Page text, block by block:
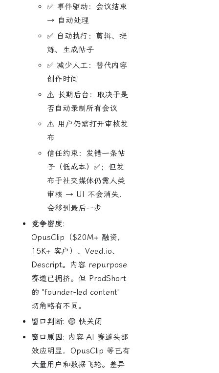
✅ 事件驱动：会议结束
→ 自动处理
✅ 自动执行：剪辑、提
炼、生成帖子
✅ 减少人工：替代内容
创作时间
⚠️ 长期后台：取决于是
否自动录制所有会议
⚠️ 用户仍需打开审核发
布
信任约束：发错一条帖
子（低成本）✅；但发
布于社交媒体仍需人类
审核 → UI 不会消失，
会移到最后一步
竞争密度:
OpusClip（$20M+ 融资，
15K+ 客户）、Veed.io、
Descript。内容 repurpose
赛道已拥挤。但 ProdShort
的 "founder-led content"
切角略有不同。
窗口判断: 🟡 快关闭
窗口原因: 内容 AI 赛道头部
效应明显，OpusClip 等已有
大量用户和数据飞轮。差异